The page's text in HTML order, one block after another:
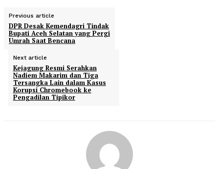
Previous article
DPR Desak Kemendagri Tindak
Bupati Aceh Selatan yang Pergi
Umrah Saat Bencana
Next article
Kejagung Resmi Serahkan
Nadiem Makarim dan Tiga
Tersangka Lain dalam Kasus
Korupsi Chromebook ke
Pengadilan Tipikor